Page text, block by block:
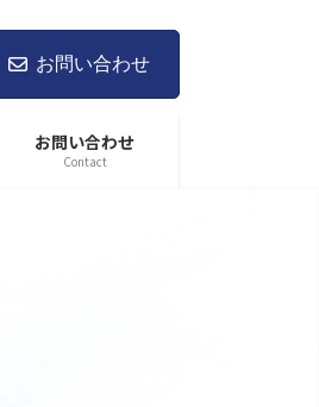
お問い合わせ
お問い合わせ
Contact